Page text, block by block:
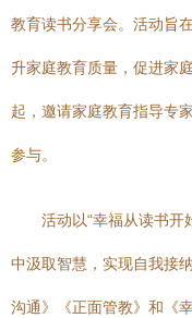
教育读书分享会。活动旨
升家庭教育质量，促进家
起，邀请家庭教育指导专
参与。
活动以“幸福从读书开
中汲取智慧，实现自我接
沟通》《正面管教》和《